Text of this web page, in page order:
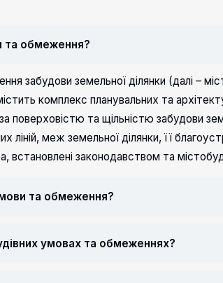
та обмеження?
забудови земельної ділянки (далі –
комплекс планувальних та
поверховістю та щільністю забудови
ліній, меж земельної ділянки, її
встановлені законодавством та
та обмеження?
умовах та обмеженнях?